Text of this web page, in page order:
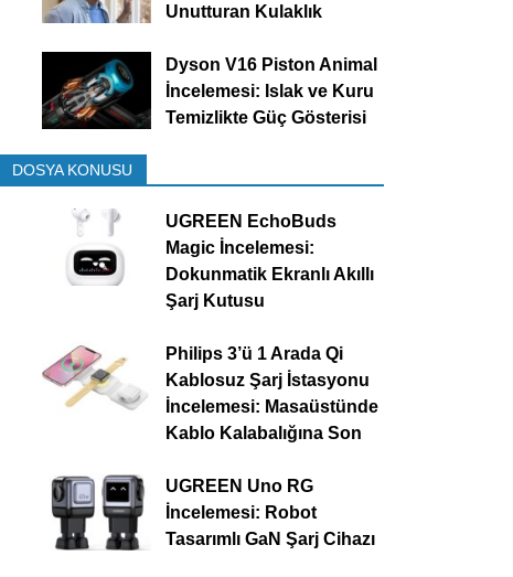
Unutturan Kulaklık
Dyson V16 Piston Animal
İncelemesi: Islak ve Kuru
Temizlikte Güç Gösterisi
DOSYA KONUSU
UGREEN EchoBuds
Magic İncelemesi:
Dokunmatik Ekranlı Akıllı
Şarj Kutusu
Philips 3’ü 1 Arada Qi
Kablosuz Şarj İstasyonu
İncelemesi: Masaüstünde
Kablo Kalabalığına Son
UGREEN Uno RG
İncelemesi: Robot
Tasarımlı GaN Şarj Cihazı